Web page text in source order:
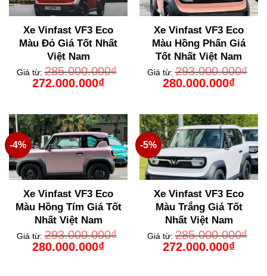
Xe Vinfast VF3 Eco
Màu Đỏ Giá Tốt Nhất
Việt Nam
Giá từ:285.000.000₫
Giá
gốc
272.000.000₫Giá
hiện
Xe Vinfast VF3 Eco
Màu Hồng Phấn Giá
Tốt Nhất Việt Nam
Giá từ:293.000.000₫
Giá
gốc
280.000.000₫Giá
hiện
-4%
Xe Vinfast VF3 Eco
Màu Hồng Tím Giá Tốt
Nhất Việt Nam
Giá từ:293.000.000₫
Giá
gốc
280.000.000₫Giá
hiện
-5%
Xe Vinfast VF3 Eco
Màu Trắng Giá Tốt
Nhất Việt Nam
Giá từ:285.000.000₫
Giá
gốc
272.000.000₫Giá
hiện